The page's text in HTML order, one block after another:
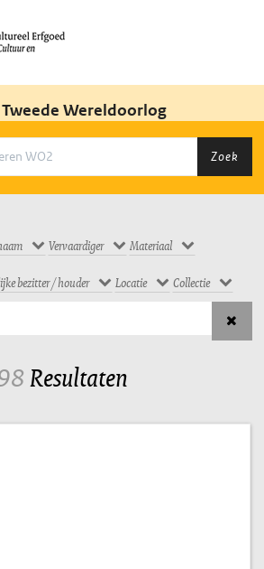
Wereldoorlog
Zoek
Vervaardiger Materiaal
bezitter / houder Locatie Collectie
Resultaten